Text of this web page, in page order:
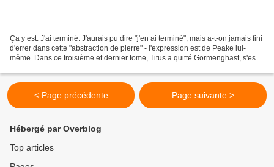
Ça y est. J'ai terminé. J'aurais pu dire "j'en ai terminé", mais a-t-on jamais fini
d'errer dans cette "abstraction de pierre" - l'expression est de Peake lui-
même. Dans ce troisième et dernier tome, Titus a quitté Gormenghast, s'est
< Page précédente Page suivante >
Hébergé par Overblog
Top articles